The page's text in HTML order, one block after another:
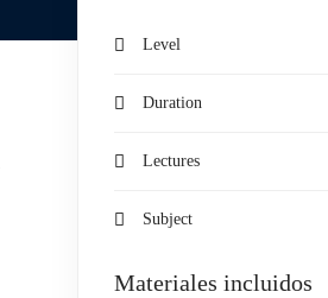
Level
Duration
Lectures
Subject
Materiales incluidos